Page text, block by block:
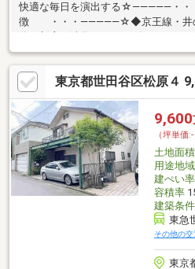
快適な毎日を演出する☆―――――・
徴 ・・・―――――☆◆京王線・井の
南側約3.5m公道に面した南東角地！
放感◆第一種中高層住居専用地域の
施設や生活利便施設が充実◇建築条件
メーカーで建築可能まずは、現地を
☆―――――・・・ ―☆― ・・
東京都世田谷区松原４
9,600
（坪単価:-
土地面積
用途地域
建ぺい率
容積率
建築条件
東急
その他の交
東京